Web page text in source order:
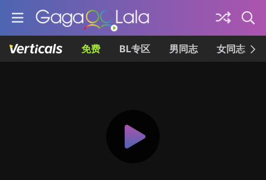
免费 BL专区 男同志 女同志